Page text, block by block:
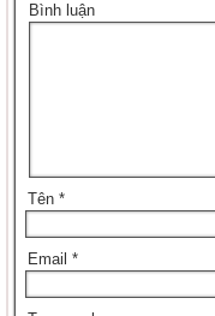
Bình luận
Tên *
Email *